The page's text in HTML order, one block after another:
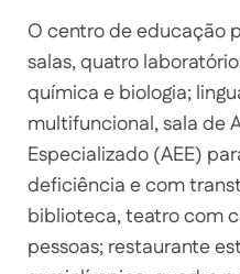
O centro de educação
salas, quatro
química e biologia;
multifuncional, sala de
Especializado (AEE)
deficiência e com
biblioteca, teatro com
pessoas; restaurante